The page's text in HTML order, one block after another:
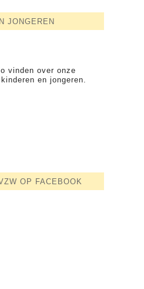
JONGEREN
vinden over onze
en jongeren.
OP FACEBOOK